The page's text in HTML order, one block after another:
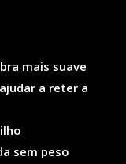
mais suave
a reter a
sem peso